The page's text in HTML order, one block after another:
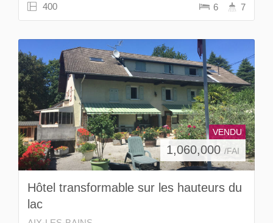
400 6 7
VENDU
1,060,000 /FAI
Hôtel transformable sur les hauteurs du
lac